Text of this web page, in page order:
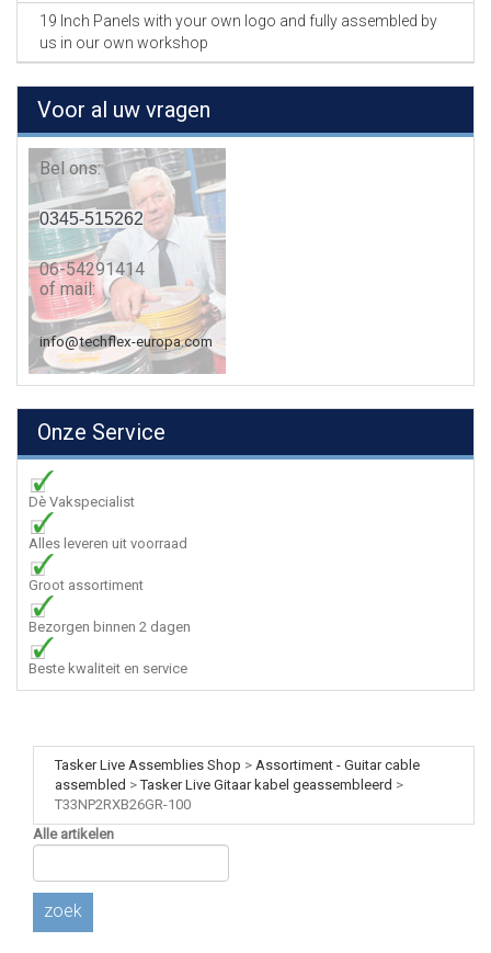
19 Inch Panels with your own logo and fully assembled by
us in our own workshop
Voor al uw vragen
Bel ons:
0345-515262
06-54291414
of mail:
info@techflex-europa.com
Onze Service
Dè Vakspecialist
Alles leveren uit voorraad
Groot assortiment
Bezorgen binnen 2 dagen
Beste kwaliteit en service
Tasker Live Assemblies Shop > Assortiment - Guitar cable
assembled >Tasker Live Gitaar kabel geassembleerd >
T33NP2RXB26GR-100
Alle artikelen
zoek